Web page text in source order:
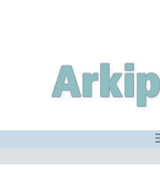
contenido